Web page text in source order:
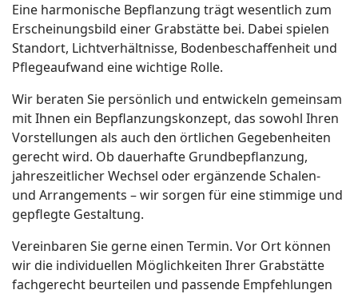
Eine harmonische Bepflanzung trägt wesentlich zum
Erscheinungsbild einer Grabstätte bei. Dabei spielen
Standort, Lichtverhältnisse, Bodenbeschaffenheit und
Pflegeaufwand eine wichtige Rolle.
Wir beraten Sie persönlich und entwickeln gemeinsam
mit Ihnen ein Bepflanzungskonzept, das sowohl Ihren
Vorstellungen als auch den örtlichen Gegebenheiten
gerecht wird. Ob dauerhafte Grundbepflanzung,
jahreszeitlicher Wechsel oder ergänzende Schalen-
und Arrangements – wir sorgen für eine stimmige und
gepflegte Gestaltung.
Vereinbaren Sie gerne einen Termin. Vor Ort können
wir die individuellen Möglichkeiten Ihrer Grabstätte
fachgerecht beurteilen und passende Empfehlungen